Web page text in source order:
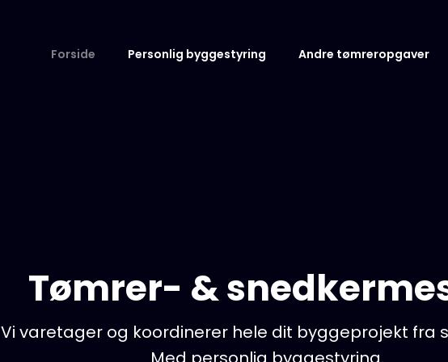
Forside Personlig byggestyring Andre tømreropgaver
Tømrer- &
Vi varetager og koordinerer hele dit byggeprojekt fra